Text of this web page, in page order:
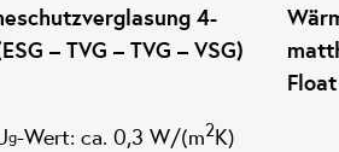
4-
– TVG – TVG – VSG)
g-Wert: ca. 0,3 W/(m2K)